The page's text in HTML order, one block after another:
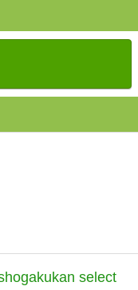
select